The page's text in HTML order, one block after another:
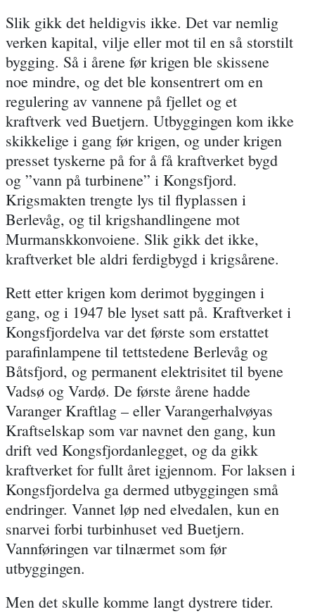
Slik gikk det heldigvis ikke. Det var nemlig
verken kapital, vilje eller mot til en så storstilt
bygging. Så i årene før krigen ble skissene
noe mindre, og det ble konsentrert om en
regulering av vannene på fjellet og et
kraftverk ved Buetjern. Utbyggingen kom ikke
skikkelige i gang før krigen, og under krigen
presset tyskerne på for å få kraftverket bygd
og ”vann på turbinene” i Kongsfjord.
Krigsmakten trengte lys til flyplassen i
Berlevåg, og til krigshandlingene mot
Murmanskkonvoiene. Slik gikk det ikke,
kraftverket ble aldri ferdigbygd i krigsårene.
Rett etter krigen kom derimot byggingen i
gang, og i 1947 ble lyset satt på. Kraftverket i
Kongsfjordelva var det første som erstattet
parafinlampene til tettstedene Berlevåg og
Båtsfjord, og permanent elektrisitet til byene
Vadsø og Vardø. De første årene hadde
Varanger Kraftlag – eller Varangerhalvøyas
Kraftselskap som var navnet den gang, kun
drift ved Kongsfjordanlegget, og da gikk
kraftverket for fullt året igjennom. For laksen i
Kongsfjordelva ga dermed utbyggingen små
endringer. Vannet løp ned elvedalen, kun en
snarvei forbi turbinhuset ved Buetjern.
Vannføringen var tilnærmet som før
utbyggingen.
Men det skulle komme langt dystrere tider.